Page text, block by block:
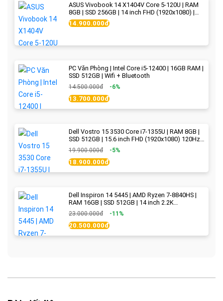
ASUS Vivobook 14 X1404V Core 5-120U | RAM
8GB | SSD 256GB | 14 inch FHD (1920x1080) |
Quiet Blue - New Fullbox
14.900.000đ
PC Văn Phòng | Intel Core i5-12400 | 16GB RAM |
SSD 512GB | Wifi + Bluetooth
14.500.000đ -6%
13.700.000đ
Dell Vostro 15 3530 Core i7-1355U | RAM 8GB |
SSD 512GB | 15.6 inch FHD (1920x1080) 120Hz
WVA | Black | New Fullbox
19.900.000đ -5%
18.900.000đ
Dell Inspiron 14 5445 | AMD Ryzen 7-8840HS |
RAM 16GB | SSD 512GB | 14 inch 2.2K
(2240x1400) IPS 300nits | Ice Blue - New Fullbox
23.000.000đ -11%
20.500.000đ